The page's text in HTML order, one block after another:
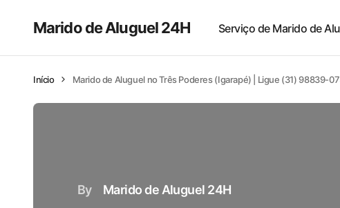
Marido de Aluguel 24H Serviço de Marido de
Início Marido de Aluguel no Três Poderes (Igarapé) | Ligue (31) 98839-
By Marido de Aluguel 24H